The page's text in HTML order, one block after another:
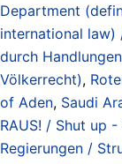
Department
international law)
durch
Völkerrecht),
of Aden, Saudi
RAUS! / Shut up -
Regierungen /